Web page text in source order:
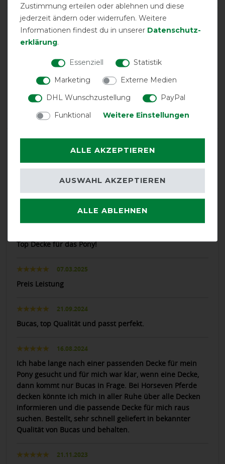
product experience
calculated from 23 customer reviews
Positive
100%
Neutral
0%
LATEST REVIEWS
Super Decke, passt meinem Pferd perfekt, obwohl er
sehr kräftig ist, hat er genug Bewegungsfreiheit. Das
Preis-Leistungsverhältnis ist top. Ich kann die Decke nur
Top Decke für das Pony!
07.03.2025
Preis Leistung
21.09.2024
Bucas, top Qualität und passt perfekt.
16.08.2024
Ich habe lange nach einer passenden Decke für mein
Pony gesucht und für mich war klar, wenn eine Decke,
dann kommt nur Bucas in Frage. Bei Horseven Pferde
decken könnte ich mich in aller Ruhe über alle Decken
informieren und die passende Decke für mich raus
suchen. Bestellt, sehr schnell geliefert in bekannter
Qualität von Bucas und behalten.
21.11.2023
Zustimmung erteilen oder ablehnen und diese
jederzeit ändern oder widerrufen. Weitere
Informationen findest du in unserer Daten­schutz­
erklärung.
Essenziell
Statistik
Marketing
Externe Medien
DHL Wunschzustellung
PayPal
Funktional
Weitere Einstellungen
ALLE AKZEPTIEREN
ALLE ABLEHNEN
AUSWAHL AKZEPTIEREN